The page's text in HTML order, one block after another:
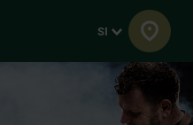
Jezik
SI